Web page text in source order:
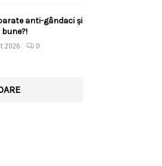
anti-gândaci și
2026 0